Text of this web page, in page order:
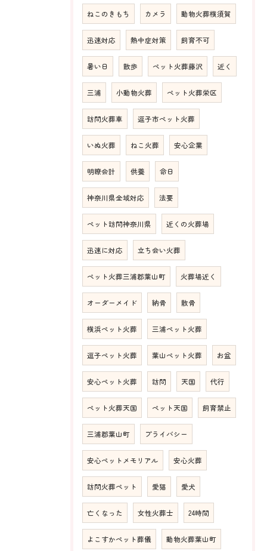
ねこのきもち カメラ 動物火葬横須賀
迅速対応 熱中症対策 飼育不可
暑い日 散歩 ペット火葬藤沢 近く
三浦 小動物火葬 ペット火葬栄区
訪問火葬車 逗子市ペット火葬
いぬ火葬 ねこ火葬 安心企業
明瞭会計 供養 命日
神奈川県全域対応 法要
ペット訪問神奈川県 近くの火葬場
迅速に対応 立ち会い火葬
ペット火葬三浦郡葉山町 火葬場近く
オーダーメイド 納骨 散骨
横浜ペット火葬 三浦ペット火葬
逗子ペット火葬 葉山ペット火葬 お盆
安心ペット火葬 訪問 天国 代行
ペット火葬天国 ペット天国 飼育禁止
三浦郡葉山町 プライバシー
安心ペットメモリアル 安心火葬
訪問火葬ペット 愛猫 愛犬
亡くなった 女性火葬士 24時間
よこすかペット葬儀 動物火葬葉山町